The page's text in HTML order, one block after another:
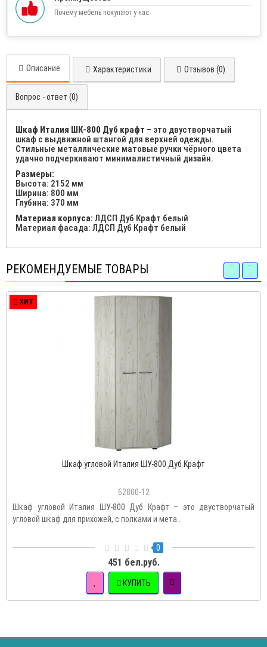
Почему мебель покупают у нас
Описание Характеристики Отзывов (0)
Вопрос - ответ (0)
Шкаф Италия ШК-800 Дуб крафт – это двустворчатый
шкаф с выдвижной штангой для верхней одежды.
Стильные металлические матовые ручки чёрного цвета
удачно подчеркивают минималистичный дизайн.
Размеры:
Высота: 2152 мм
Ширина: 800 мм
Глубина: 370 мм
Материал корпуса: ЛДСП Дуб Крафт белый
Материал фасада: ЛДСП Дуб Крафт белый
РЕКОМЕНДУЕМЫЕ ТОВАРЫ
ХИТ
Шкаф угловой Италия ШУ-800 Дуб Крафт
62800-12
Шкаф угловой Италия ШУ-800 Дуб Крафт – это двустворчатый
угловой шкаф для прихожей, с полками и мета..
0
451 бел.руб.
КУПИТЬ